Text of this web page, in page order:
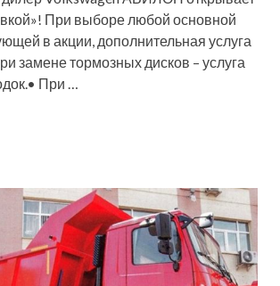
При выборе любой основной
в акции, дополнительная услуга
замене тормозных дисков – услуга
При …